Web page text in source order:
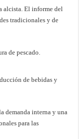
alcista. El informe del
tradicionales y de
de pescado.
de bebidas y
demanda interna y una
para las